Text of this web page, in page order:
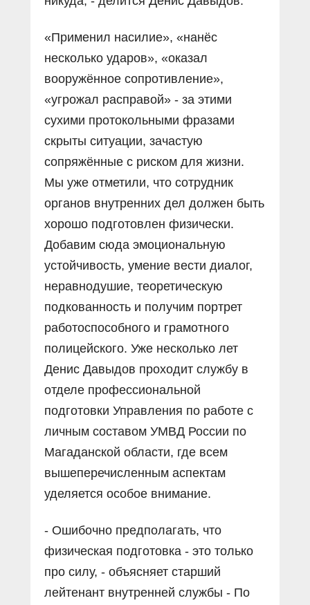
«Применил насилие», «нанёс
несколько ударов», «оказал
вооружённое сопротивление»,
«угрожал расправой» - за этими
сухими протокольными фразами
скрыты ситуации, зачастую
сопряжённые с риском для жизни.
Мы уже отметили, что сотрудник
органов внутренних дел должен быть
хорошо подготовлен физически.
Добавим сюда эмоциональную
устойчивость, умение вести диалог,
неравнодушие, теоретическую
подкованность и получим портрет
работоспособного и грамотного
полицейского. Уже несколько лет
Денис Давыдов проходит службу в
отделе профессиональной
подготовки Управления по работе с
личным составом УМВД России по
Магаданской области, где всем
вышеперечисленным аспектам
уделяется особое внимание.
- Ошибочно предполагать, что
физическая подготовка - это только
про силу, - объясняет старший
лейтенант внутренней службы - По